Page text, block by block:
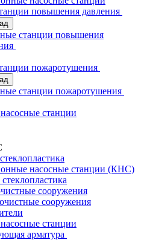
повышения давления
станции повышения
пожаротушения
станции пожаротушения
станции
насосные станции (КНС)
сооружения
сооружения
станции
арматура